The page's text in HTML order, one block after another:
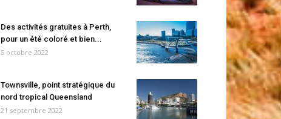
Des activités gratuites à Perth,
pour un été coloré et bien...
5 octobre 2022
Townsville, point stratégique du
nord tropical Queensland
21 septembre 2022